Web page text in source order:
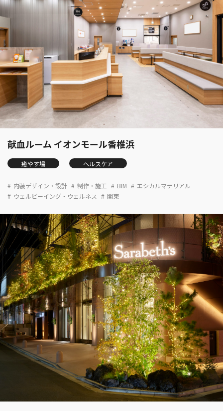
献血ルーム イオンモール香椎浜
癒やす場 ヘルスケア
内装デザイン・設計 制作・施工 BIM
エシカルマテリアル
ウェルビーイング・ウェルネス
関東